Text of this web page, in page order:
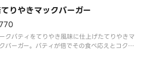
りやきマックバーガー
クパティをてりやき風味に仕上げたてりやきマ
バーガー。パティが倍でその食べ応えとコクも